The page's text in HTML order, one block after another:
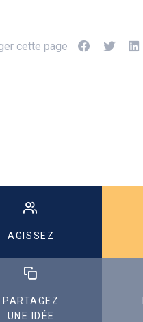
cette page
AGISSEZ
PARTAGEZ
UNE IDÉE